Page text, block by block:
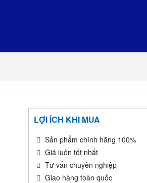
LỢI ÍCH KHI MUA
Sản phẩm chính hãng 100%
Giá luôn tốt nhất
Tư vấn chuyên nghiệp
Giao hàng toàn quốc